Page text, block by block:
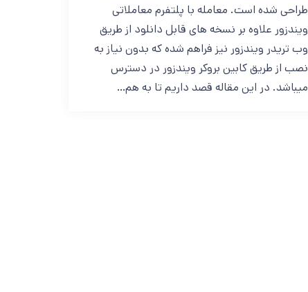
طراحی شده است. معامله با پلتفرم معاملاتی
ویندزور علاوه بر نسخه های قابل دانلود از طریق
وب تریدر ویندزور نیز فراهم شده که بدون نیاز به
نصب از طریق کابین بروکر ویندزور در دسترس
میباشد. در این مقاله قصد داریم تا به هم…